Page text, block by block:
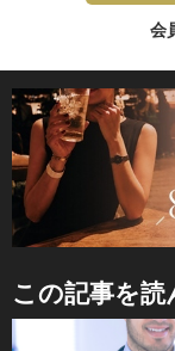
会
この記事を